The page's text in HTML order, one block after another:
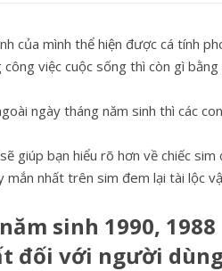
của mình thể hiện được cá tính
việc cuộc sống thì còn gì bằng
ngày tháng năm sinh thì các
giúp bạn hiểu rõ hơn về chiếc sim
nhất trên sim đem lại tài lộc
sinh 1990, 1988
đối với người